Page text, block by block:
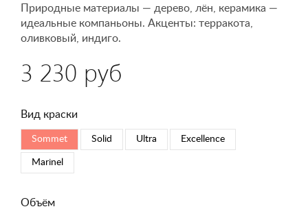
Природные материалы — дерево, лён, керамика —
идеальные компаньоны. Акценты: терракота,
оливковый, индиго.
3 230 руб
Вид краски
Sommet Solid Ultra Excellence
Marinel
Объём